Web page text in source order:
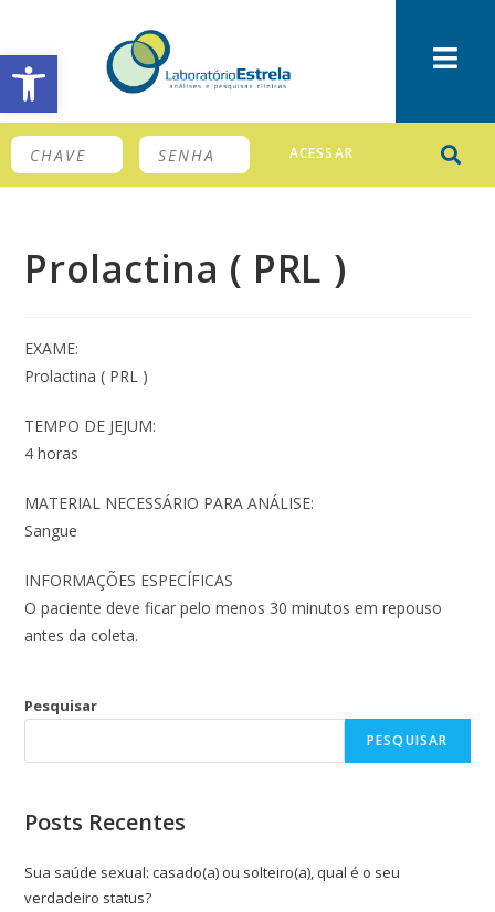
Barra de Ferramentas Aberta
ACESSAR
Prolactina ( PRL )
EXAME:
Prolactina ( PRL )
TEMPO DE JEJUM:
4 horas
MATERIAL NECESSÁRIO PARA ANÁLISE:
Sangue
INFORMAÇÕES ESPECÍFICAS
O paciente deve ficar pelo menos 30 minutos em repouso
antes da coleta.
Pesquisar
PESQUISAR
Posts Recentes
Sua saúde sexual: casado(a) ou solteiro(a), qual é o seu
verdadeiro status?